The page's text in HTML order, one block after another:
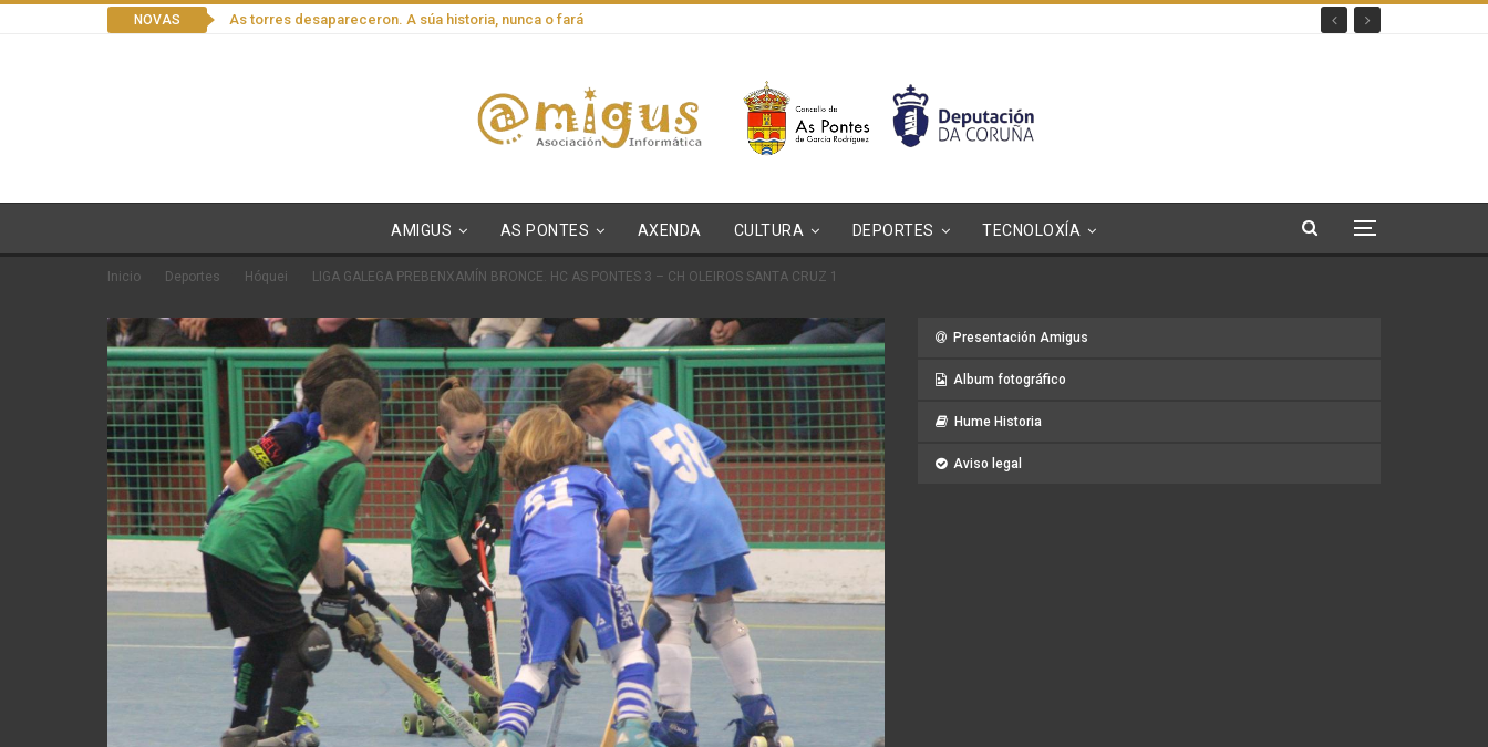
NOVAS As torres desapareceron. A súa historia, nunca o fará
AMIGUS AS PONTES AXENDA CULTURA DEPORTES TECNOLOXÍA
Inicio Deportes Hóquei LIGA GALEGA PREBENXAMÍN BRONCE. HC AS PONTES 3 – CH OLEIROS SANTA CRUZ 1
Presentación Amigus
Album fotográfico
Hume Historia
Aviso legal